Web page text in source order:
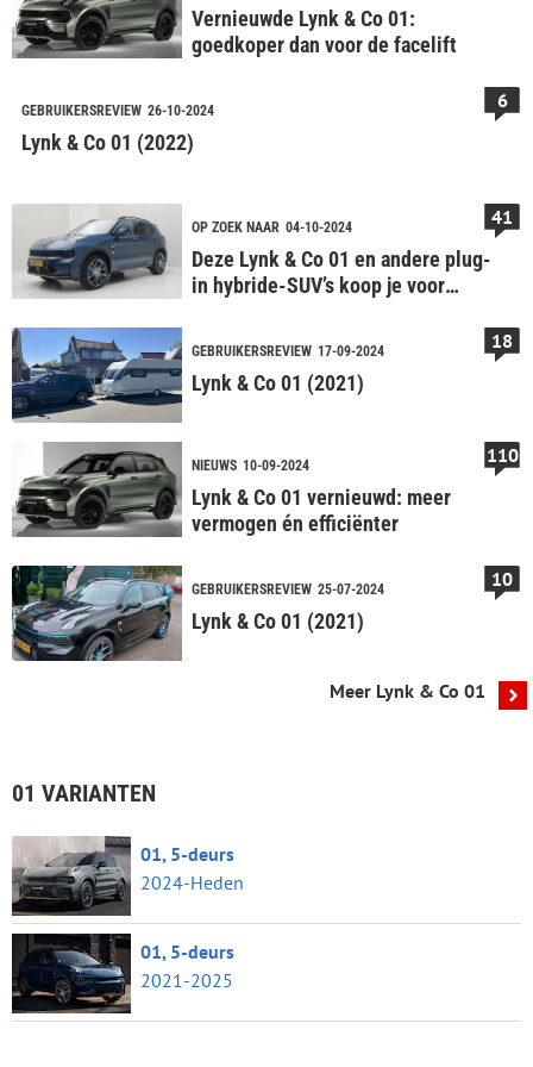
Vernieuwde Lynk & Co 01:
goedkoper dan voor de facelift
GEBRUIKERSREVIEW 26-10-2024
Lynk & Co 01 (2022)
6
OP ZOEK NAAR 04-10-2024
Deze Lynk & Co 01 en andere plug-
in hybride-SUV’s koop je voor
41
GEBRUIKERSREVIEW 17-09-2024
Lynk & Co 01 (2021)
18
NIEUWS 10-09-2024
Lynk & Co 01 vernieuwd: meer
vermogen én efficiënter
110
GEBRUIKERSREVIEW 25-07-2024
Lynk & Co 01 (2021)
10
Meer Lynk & Co 01
01 VARIANTEN
01, 5-deurs
2024-Heden
01, 5-deurs
2021-2025